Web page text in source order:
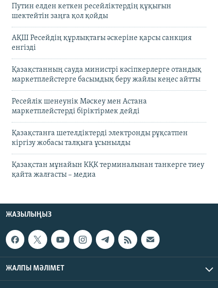
Путин елден кеткен ресейліктердің құқығын
шектейтін заңға қол қойды
АҚШ Ресейдің құрлықтағы әскеріне қарсы санкция
енгізді
Қазақстанның сауда министрі кәсіпкерлерге отандық
маркетплейстерге басымдық беру жайлы кеңес айтты
Ресейлік шенеунік Мәскеу мен Астана
маркетплейстерді біріктірмек дейді
Қазақстанға шетелдіктерді электронды рұқсатпен
кіргізу жобасы талқыға ұсынылды
Қазақстан мұнайын КҚК терминалынан танкерге тиеу
қайта жалғасты – медиа
ЖАЗЫЛЫҢЫЗ
ЖАЛПЫ МӘЛІМЕТ